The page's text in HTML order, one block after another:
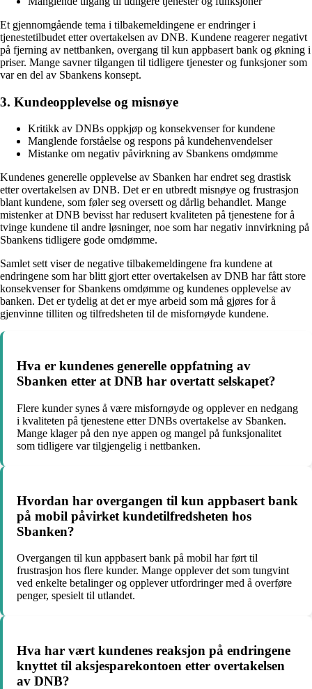
Et gjennomgående tema i tilbakemeldingene er endringer i
tjenestetilbudet etter overtakelsen av DNB. Kundene reagerer negativt
på fjerning av nettbanken, overgang til kun appbasert bank og økning i
priser. Mange savner tilgangen til tidligere tjenester og funksjoner som
var en del av Sbankens konsept.
3. Kundeopplevelse og misnøye
Kritikk av DNBs oppkjøp og konsekvenser for kundene
Manglende forståelse og respons på kundehenvendelser
Mistanke om negativ påvirkning av Sbankens omdømme
Kundenes generelle opplevelse av Sbanken har endret seg drastisk
etter overtakelsen av DNB. Det er en utbredt misnøye og frustrasjon
blant kundene, som føler seg oversett og dårlig behandlet. Mange
mistenker at DNB bevisst har redusert kvaliteten på tjenestene for å
tvinge kundene til andre løsninger, noe som har negativ innvirkning på
Sbankens tidligere gode omdømme.
Samlet sett viser de negative tilbakemeldingene fra kundene at
endringene som har blitt gjort etter overtakelsen av DNB har fått store
konsekvenser for Sbankens omdømme og kundenes opplevelse av
banken. Det er tydelig at det er mye arbeid som må gjøres for å
gjenvinne tilliten og tilfredsheten til de misfornøyde kundene.
Hva er kundenes generelle oppfatning av
Sbanken etter at DNB har overtatt selskapet?
Flere kunder synes å være misfornøyde og opplever en nedgang
i kvaliteten på tjenestene etter DNBs overtakelse av Sbanken.
Mange klager på den nye appen og mangel på funksjonalitet
som tidligere var tilgjengelig i nettbanken.
Hvordan har overgangen til kun appbasert bank
på mobil påvirket kundetilfredsheten hos
Sbanken?
Overgangen til kun appbasert bank på mobil har ført til
frustrasjon hos flere kunder. Mange opplever det som tungvint
ved enkelte betalinger og opplever utfordringer med å overføre
penger, spesielt til utlandet.
Hva har vært kundenes reaksjon på endringene
knyttet til aksjesparekontoen etter overtakelsen
av DNB?